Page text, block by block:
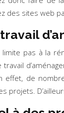
des sites web
pas à la
effet, de
projets.